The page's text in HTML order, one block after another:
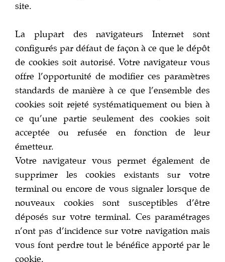
site.
La plupart des navigateurs Internet sont
configurés par défaut de façon à ce que le dépôt
de cookies soit autorisé. Votre navigateur vous
offre l’opportunité de modifier ces paramètres
standards de manière à ce que l’ensemble des
cookies soit rejeté systématiquement ou bien à
ce qu’une partie seulement des cookies soit
acceptée ou refusée en fonction de leur
émetteur.
Votre navigateur vous permet également de
supprimer les cookies existants sur votre
terminal ou encore de vous signaler lorsque de
nouveaux cookies sont susceptibles d’être
déposés sur votre terminal. Ces paramétrages
n’ont pas d’incidence sur votre navigation mais
vous font perdre tout le bénéfice apporté par le
cookie.